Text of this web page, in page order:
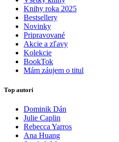
Knihy roka 2025
Bestsellery
Novinky
Pripravované
Akcie a zľavy
Kolekcie
BookTok
Mám záujem o titul
Top autori
Dominik Dán
Julie Caplin
Rebecca Yarros
Ana Huang